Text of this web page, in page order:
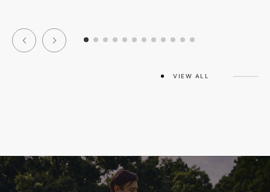
VIEW ALL